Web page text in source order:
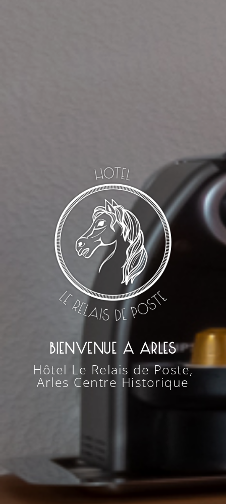
BIENVENUE À ARLES
Hôtel Le Relais de Poste,
Arles Centre Historique